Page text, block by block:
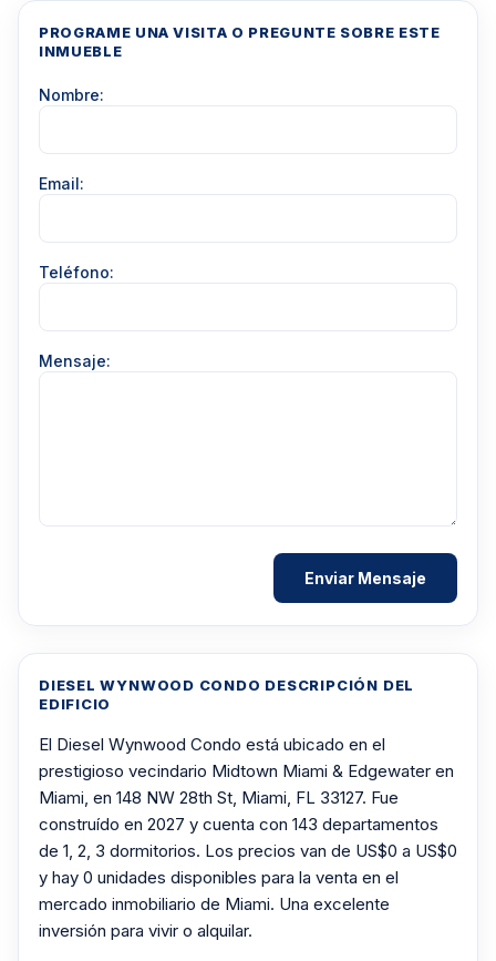
DIESEL WYNWOOD CONDO DESCRIPCIÓN DEL
EDIFICIO
El Diesel Wynwood Condo está ubicado en el
prestigioso vecindario Midtown Miami & Edgewater en
Miami, en 148 NW 28th St, Miami, FL 33127. Fue
construído en 2027 y cuenta con 143 departamentos
de 1, 2, 3 dormitorios. Los precios van de US$0 a US$0
y hay 0 unidades disponibles para la venta en el
mercado inmobiliario de Miami. Una excelente
inversión para vivir o alquilar.
PROGRAME UNA VISITA O PREGUNTE SOBRE ESTE
INMUEBLE
Nombre:
Email:
Teléfono:
Mensaje: